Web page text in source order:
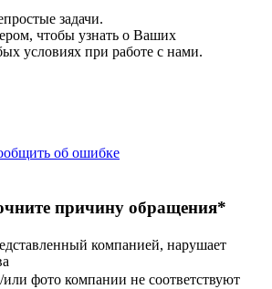
задачи.
чтобы узнать о Ваших
условиях при работе с нами.
об ошибке
причину обращения*
компанией, нарушает
фото компании не соответствуют